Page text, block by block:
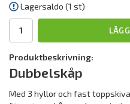
Lagersaldo (1 st)
Produktbeskrivning:
Dubbelskåp
Med 3 hyllor och fast